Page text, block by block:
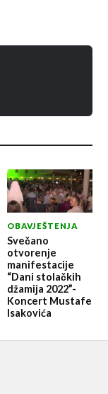
OBAVJEŠTENJA
Svečano
otvorenje
manifestacije
“Dani stolačkih
džamija 2022”-
Koncert Mustafe
Isakovića